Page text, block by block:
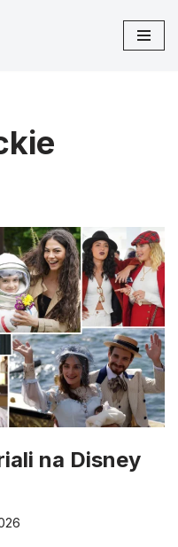
na Disney